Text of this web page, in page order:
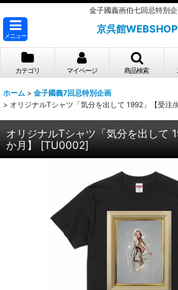
金子國義画伯七回忌特別
メニュー
京呉館WEBSHOP
カテゴリ マイページ 商品検索
ホーム > 金子國義7回忌特別企画
> オリジナルTシャツ「気分を出して 1992」【受注/
オリジナルTシャツ「気分を出して
か月】
[TU0002]